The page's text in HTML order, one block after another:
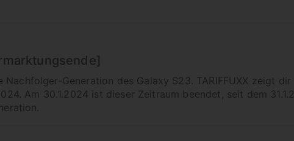
Generation des Galaxy S23. TARIFFUXX zeigt dir
Am 30.1.2024 ist dieser Zeitraum beendet, seit dem